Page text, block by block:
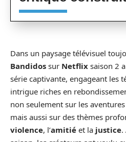
Dans un paysage télévisuel
Bandidos sur Netflix saison 2
série captivante, engageant les
intrigue riches en
non seulement sur les
mais aussi sur des thèmes
violence, l’amitié et la justice.